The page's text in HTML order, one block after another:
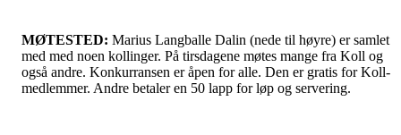
MØTESTED: Marius Langballe Dalin (nede til høyre) er samlet
med med noen kollinger. På tirsdagene møtes mange fra Koll og
også andre. Konkurransen er åpen for alle. Den er gratis for Koll-
medlemmer. Andre betaler en 50 lapp for løp og servering.